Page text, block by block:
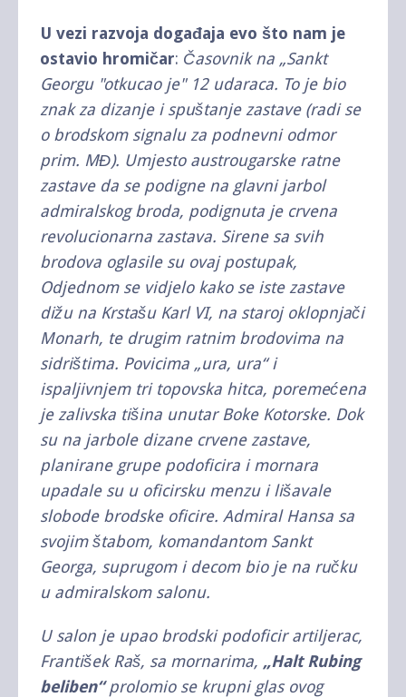
U vezi razvoja događaja evo što nam je
ostavio hromičar: Časovnik na „Sankt
Georgu "otkucao je" 12 udaraca. To je bio
znak za dizanje i spuštanje zastave (radi se
o brodskom signalu za podnevni odmor
prim. MĐ). Umjesto austrougarske ratne
zastave da se podigne na glavni jarbol
admiralskog broda, podignuta je crvena
revolucionarna zastava. Sirene sa svih
brodova oglasile su ovaj postupak,
Odjednom se vidjelo kako se iste zastave
dižu na Krstašu Karl VI, na staroj oklopnjači
Monarh, te drugim ratnim brodovima na
sidrištima. Povicima „ura, ura“ i
ispaljivnjem tri topovska hitca, poremećena
je zalivska tišina unutar Boke Kotorske. Dok
su na jarbole dizane crvene zastave,
planirane grupe podoficira i mornara
upadale su u oficirsku menzu i lišavale
slobode brodske oficire. Admiral Hansa sa
svojim štabom, komandantom Sankt
Georga, suprugom i decom bio je na ručku
u admiralskom salonu.
U salon je upao brodski podoficir artiljerac,
František Raš, sa mornarima, „Halt Rubing
beliben“prolomio se krupni glas ovog